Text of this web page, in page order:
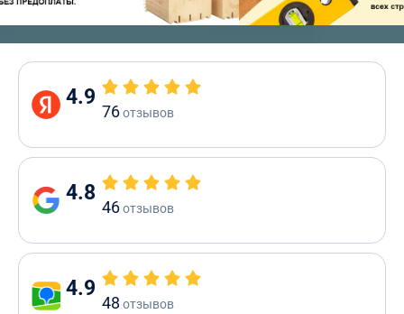
4.9
76отзывов
4.8
46отзывов
4.9
48 отзывов